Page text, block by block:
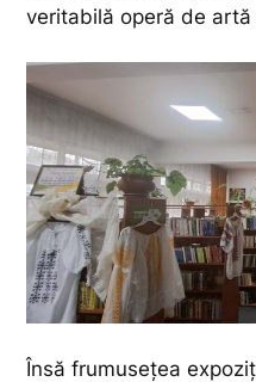
veritabilă operă de artă
Însă frumusețea